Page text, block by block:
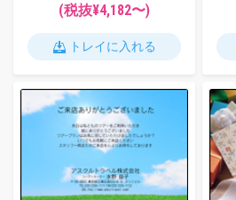
(税抜¥4,182〜)
トレイに入れる